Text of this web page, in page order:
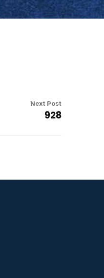
Next Post
928